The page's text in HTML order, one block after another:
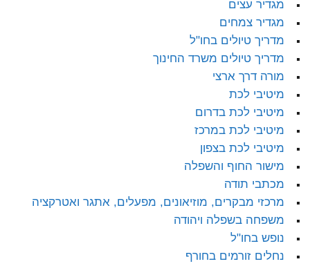
מגדיר עצים
מגדיר צמחים
מדריך טיולים בחו"ל
מדריך טיולים משרד החינוך
מורה דרך ארצי
מיטיבי לכת
מיטיבי לכת בדרום
מיטיבי לכת במרכז
מיטיבי לכת בצפון
מישור החוף והשפלה
מכתבי תודה
מרכזי מבקרים, מוזיאונים, מפעלים, אתגר ואטרקציה
משפחה בשפלה ויהודה
נופש בחו"ל
נחלים זורמים בחורף